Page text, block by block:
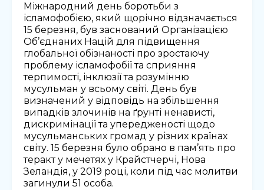
Міжнародний день боротьби з
ісламофобією, який щорічно відзначається
15 березня, був заснований Організацією
Об’єднаних Націй для підвищення
глобальної обізнаності про зростаючу
проблему ісламофобії та сприяння
терпимості, інклюзії та розумінню
мусульман у всьому світі. День був
визначений у відповідь на збільшення
випадків злочинів на ґрунті ненависті,
дискримінації та упередженості щодо
мусульманських громад у різних країнах
світу. 15 березня було обрано в пам’ять про
теракт у мечетях у Крайстчерчі, Нова
Зеландія, у 2019 році, коли під час молитви
загинули 51 особа.